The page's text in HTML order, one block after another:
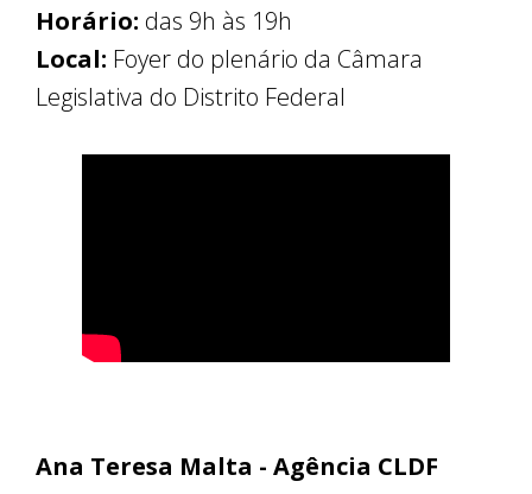
Horário: das 9h às 19h
Local: Foyer do plenário da Câmara
Legislativa do Distrito Federal
Ana Teresa Malta - Agência CLDF